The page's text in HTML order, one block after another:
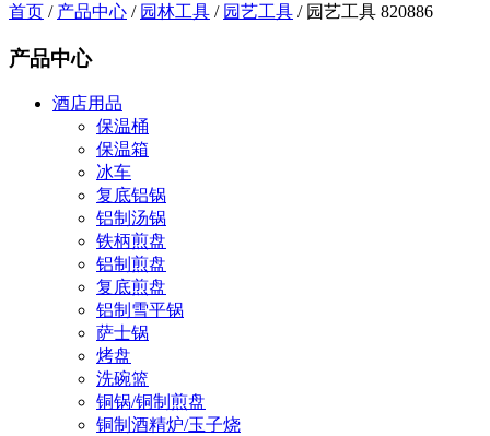
首页 / 产品中心 / 园林工具 / 园艺工具 / 园艺工具 820886
产品中心
酒店用品
保温桶
保温箱
冰车
复底铝锅
铝制汤锅
铁柄煎盘
铝制煎盘
复底煎盘
铝制雪平锅
萨士锅
烤盘
洗碗篮
铜锅/铜制煎盘
铜制酒精炉/玉子烧